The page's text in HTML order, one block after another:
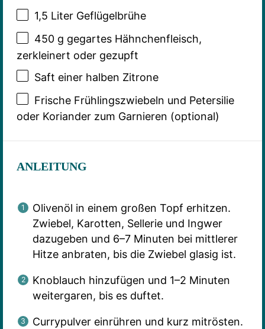
1,5 Liter Geflügelbrühe
450 g gegartes Hähnchenfleisch,
zerkleinert oder gezupft
Saft einer halben Zitrone
Frische Frühlingszwiebeln und Petersilie
oder Koriander zum Garnieren (optional)
ANLEITUNG
Olivenöl in einem großen Topf erhitzen.
Zwiebel, Karotten, Sellerie und Ingwer
dazugeben und 6–7 Minuten bei mittlerer
Hitze anbraten, bis die Zwiebel glasig ist.
Knoblauch hinzufügen und 1–2 Minuten
weitergaren, bis es duftet.
Currypulver einrühren und kurz mitrösten.